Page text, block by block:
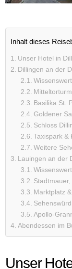
Inhalt dieses
Unser Hotel in
Dillingen an der
Basilika St.
Goldener
Schloss
Taxispark &
Weitere
Lauingen an der
Marktplatz
Apollo-
Abendessen im
Unser